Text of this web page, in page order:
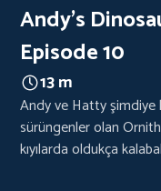
Andy's
Episode 10
13 m
Andy ve Hatty şimdiye
sürüngenler olan
kıyılarda oldukça